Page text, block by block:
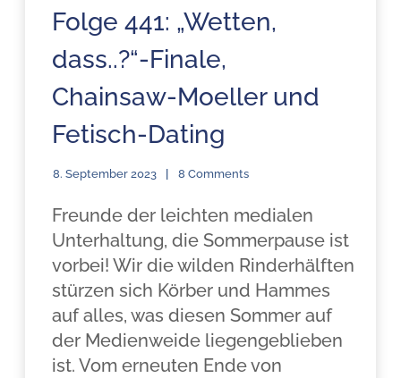
Folge 441: „Wetten,
dass..?“-Finale,
Chainsaw-Moeller und
Fetisch-Dating
8. September 2023 8 Comments
Freunde der leichten medialen
Unterhaltung, die Sommerpause ist
vorbei! Wir die wilden Rinderhälften
stürzen sich Körber und Hammes
auf alles, was diesen Sommer auf
der Medienweide liegengeblieben
ist. Vom erneuten Ende von